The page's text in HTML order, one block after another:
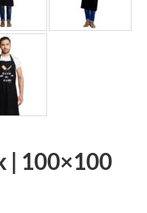
| 100×100